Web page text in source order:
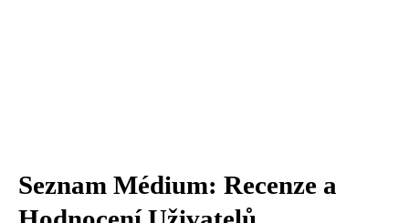
Seznam Médium: Recenze a